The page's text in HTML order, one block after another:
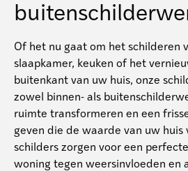
Of het nu gaat om het schilderen
slaapkamer, keuken of het
buitenkant van uw huis, onze
zowel binnen- als
ruimte transformeren en een
geven die de waarde van uw huis
schilders zorgen voor een
woning tegen weersinvloeden en